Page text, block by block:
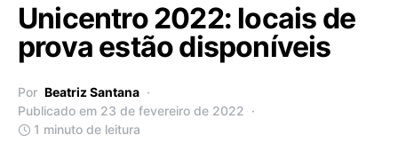
Unicentro 2022: locais de
prova estão disponíveis
Por Beatriz Santana
Publicado em 23 de fevereiro de 2022
1 minuto de leitura